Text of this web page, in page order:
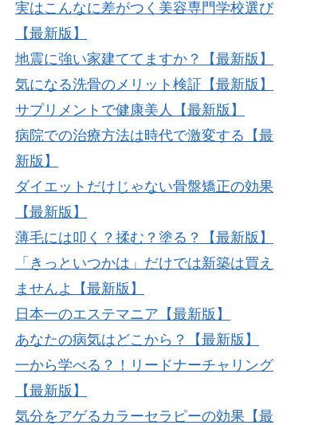
実はこんなに差がつく美容専門学校選び
【最新版】
地震に強い家建ててますか？【最新版】
気になる洗骨のメリット検証【最新版】
サプリメントで健康美人【最新版】
病院での治療方法は時代で激変する【最
新版】
ダイエットだけじゃない骨盤矯正の効果
【最新版】
薄毛には叩く？揉む？塗る？【最新版】
「きっといつかは」だけでは新築は買え
ませんよ【最新版】
日本一のエステマニア【最新版】
あなたの病気はどこから？【最新版】
一から学べる？！リードナーチャリング
【最新版】
気分をアゲるカラーセラピーの効果【最